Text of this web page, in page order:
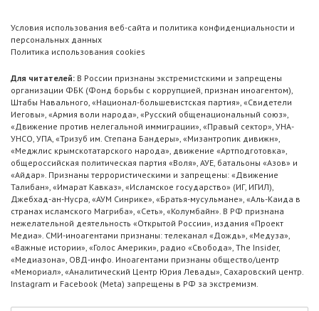
Условия использования веб-сайта и политика конфиденциальности и
персональных данных
Политика использования cookies
Для читателей: В России признаны экстремистскими и запрещены
организации ФБК (Фонд борьбы с коррупцией, признан иноагентом),
Штабы Навального, «Национал-большевистская партия», «Свидетели
Иеговы», «Армия воли народа», «Русский общенациональный союз»,
«Движение против нелегальной иммиграции», «Правый сектор», УНА-
УНСО, УПА, «Тризуб им. Степана Бандеры», «Мизантропик дивижн»,
«Меджлис крымскотатарского народа», движение «Артподготовка»,
общероссийская политическая партия «Воля», АУЕ, батальоны «Азов» и
«Айдар». Признаны террористическими и запрещены: «Движение
Талибан», «Имарат Кавказ», «Исламское государство» (ИГ, ИГИЛ),
Джебхад-ан-Нусра, «АУМ Синрике», «Братья-мусульмане», «Аль-Каида в
странах исламского Магриба», «Сеть», «Колумбайн». В РФ признана
нежелательной деятельность «Открытой России», издания «Проект
Медиа». СМИ-иноагентами признаны: телеканал «Дождь», «Медуза»,
«Важные истории», «Голос Америки», радио «Свобода», The Insider,
«Медиазона», ОВД-инфо. Иноагентами признаны общество/центр
«Мемориал», «Аналитический Центр Юрия Левады», Сахаровский центр.
Instagram и Facebook (Metа) запрещены в РФ за экстремизм.